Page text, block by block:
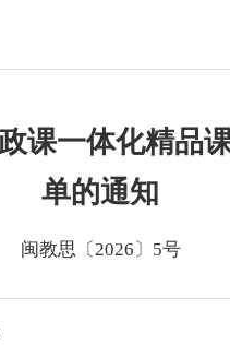
课一体化精品
单的通知
闽教思〔2026〕5号